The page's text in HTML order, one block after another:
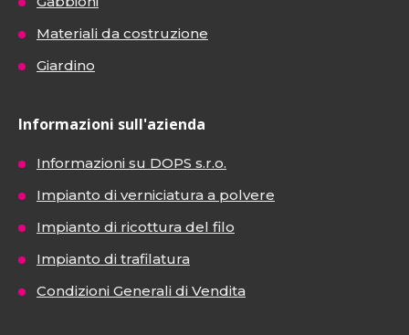
Materiali da costruzione
Giardino
Informazioni sull'azienda
Informazioni su DOPS s.r.o.
Impianto di verniciatura a polvere
Impianto di ricottura del filo
Impianto di trafilatura
Condizioni Generali di Vendita